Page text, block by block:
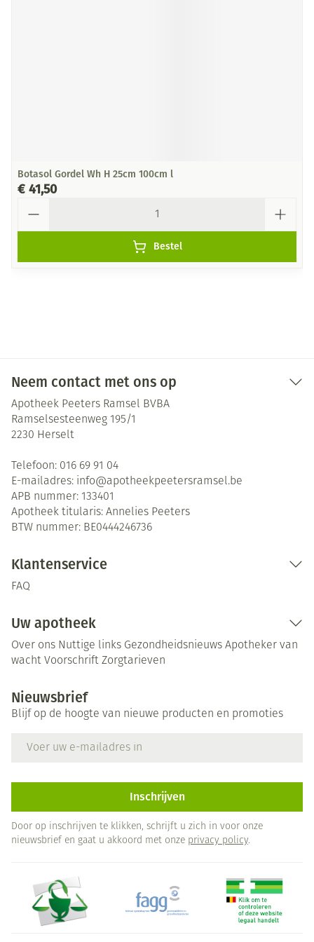
Botasol Gordel Wh H 25cm 100cm l
€ 41,50
Bestel
Neem contact met ons op
Apotheek Peeters Ramsel BVBA
Ramselsesteenweg 195/1
2230 Herselt
Telefoon: 016 69 91 04
E-mailadres: info@apotheekpeetersramsel.be
APB nummer: 133401
Apotheek titularis: Annelies Peeters
BTW nummer: BE0444246736
Klantenservice
FAQ
Uw apotheek
Over ons Nuttige links Gezondheidsnieuws Apotheker van
wacht Voorschrift Zorgtarieven
Nieuwsbrief
Blijf op de hoogte van nieuwe producten en promoties
Inschrijven
Door op inschrijven te klikken, schrijft u zich in voor onze
nieuwsbrief en gaat u akkoord met onze privacy policy.